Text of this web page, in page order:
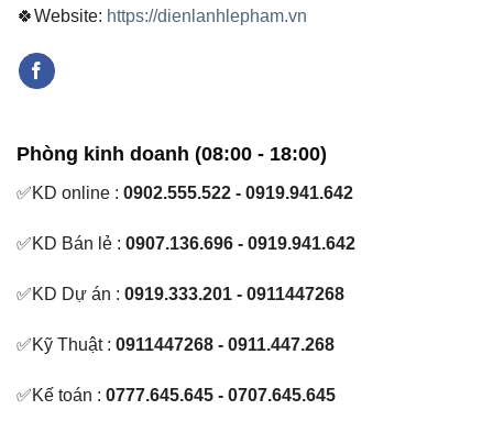
🍀Website: https://dienlanhlepham.vn
Phòng kinh doanh (08:00 - 18:00)
✅KD online : 0902.555.522 - 0919.941.642
✅KD Bán lẻ : 0907.136.696 - 0919.941.642
✅KD Dự án : 0919.333.201 - 0911447268
✅Kỹ Thuật : 0911447268 - 0911.447.268
✅Kế toán : 0777.645.645 - 0707.645.645